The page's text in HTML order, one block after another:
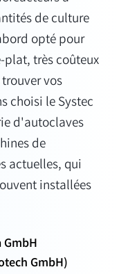
de culture
opté pour
plat, très coûteux
vos
choisi le Systec
d'autoclaves
de
actuelles, qui
installées
GmbH)